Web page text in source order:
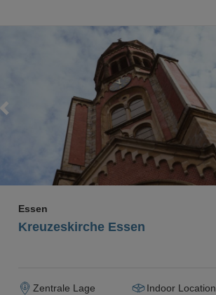
Loading... Loading...
Kreuzeskirche Essen
Essen
Zentrale Lage Indoor Location